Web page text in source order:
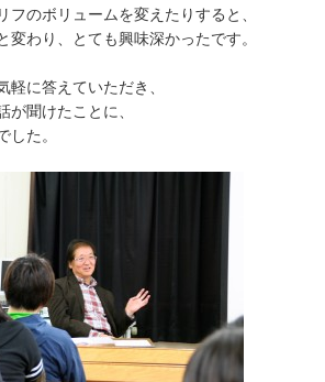
フのボリュームを変えたりすると、
変わり、とても興味深かったです。
軽に答えていただき、
が聞けたことに、
した。